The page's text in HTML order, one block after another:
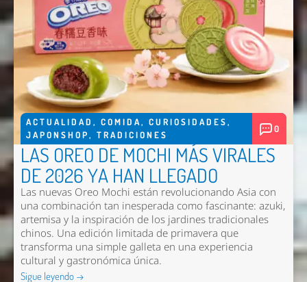
ACTUALIDAD , COMIDA, CURIOSIDADES,
JAPONSHOP, TRADICIONES
0
LAS OREO DE MOCHI MÁS VIRALES
DE 2026 YA HAN LLEGADO
Las nuevas Oreo Mochi están revolucionando Asia con
una combinación tan inesperada como fascinante: azuki,
artemisa y la inspiración de los jardines tradicionales
chinos. Una edición limitada de primavera que
transforma una simple galleta en una experiencia
cultural y gastronómica única.
Sigue leyendo →